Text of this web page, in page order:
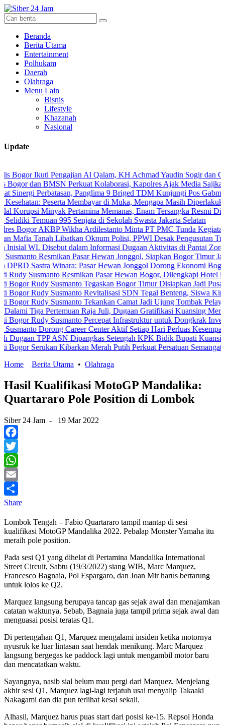
Beranda
Berita Utama
Entertainment
Polhukam
Daerah
Olahraga
Menu Lain
Bisnis
Lifestyle
Khazanah
Nasional
Update
Pengajian Al Qalam, KH Achmad Yaudin Sogir dan Gus
BMSN Perkuat Kolaborasi, Kapolres Ajak Media Sajikan
Perbatasan, Panglima 9 Briged TDM Kunjungi Pos Gabma Temajuk
Peserta Membayar di Muka, Mengapa Masih Diperlakukan
Minyak Pertamina Memanas, Enam Tersangka Resmi Diseret ke
995 Senjata di Sekolah Swasta Jakarta Selatan
AKBP Wikha Ardilestanto Minta PT PMC Tunda Kegiatan Demi
Libatkan Oknum Polisi, PPWI Desak Pengusutan Tuntas
Disebut dalam Informasi Dugaan Aktivitas di Pantai Zore, Bea
Resmikan Pasar Hewan Jonggol, Siapkan Bogor Timur Jadi Pusat
Winara: Pasar Hewan Jonggol Dorong Ekonomi Bogor Timur
Resmikan Pasar Hewan Bogor, Dilengkapi Hotel Hewan
Susmanto Tegaskan Bogor Timur Disiapkan Jadi Pusat
Susmanto Revitalisasi SDN Tegal Benteng, Siswa Kini Belajar
Susmanto Tekankan Camat Jadi Ujung Tombak Pelayanan
Pertemuan Raja Juli, Dugaan Gratifikasi Kuansing Menguat
Susmanto Percepat Infrastruktur untuk Dongkrak Investasi
Dorong Career Center Aktif Setiap Hari Perluas Kesempatan Kerja
TPP ASN Dipangkas Setengah KPK Bidik Bupati Kuansing
Kibarkan Merah Putih Perkuat Persatuan Semangat
Home
Berita Utama • Olahraga
Hasil Kualifikasi MotoGP Mandalika:
Quartararo Pole Position di Lombok
Siber 24 Jam - 19 Mar 2022
Facebook
Twitter
WhatsApp
Email
Share
Lombok Tengah – Fabio Quartararo tampil mantap di sesi
kualifikasi MotoGP Mandalika 2022. Pebalap Monster Yamaha itu
meraih pole position.
Pada sesi Q1 yang dihelat di Pertamina Mandalika International
Street Circuit, Sabtu (19/3/2022) siang WIB, Marc Marquez,
Francesco Bagnaia, Pol Espargaro, dan Joan Mir harus bertarung
untuk lolos ke Q2.
Marquez langsung berupaya tancap gas sejak awal dan menajamkan
catatan waktunya. Sebab, Bagnaia juga tampil prima sejak awal dan
menguasai posisi teratas Q1.
Di pertengahan Q1, Marquez mengalami insiden ketika motornya
nyusruk ke luar lintasan saat hendak menikung. Marc Marquez
langsung bergegas ke paddock lagi untuk mengambil motor baru
dan mencatatkan waktu.
Sayangnya, nasib sial belum mau pergi dari Marquez. Menjelang
akhir sesi Q1, Marquez lagi-lagi terjatuh usai menyalip Takaaki
Nakagami dan dia pun terlihat kesal sekali.
Alhasil, Marquez harus puas start dari posisi ke-15. Repsol Honda